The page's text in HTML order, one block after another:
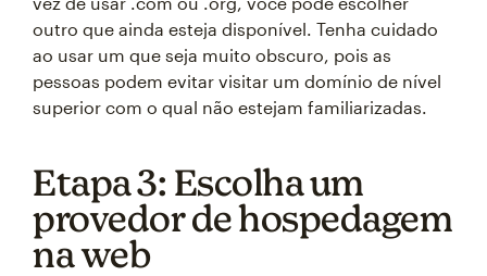
outro que ainda esteja disponível. Tenha cuidado
ao usar um que seja muito obscuro, pois as
pessoas podem evitar visitar um domínio de nível
superior com o qual não estejam familiarizadas.
Etapa 3: Escolha um
provedor de hospedagem
na web